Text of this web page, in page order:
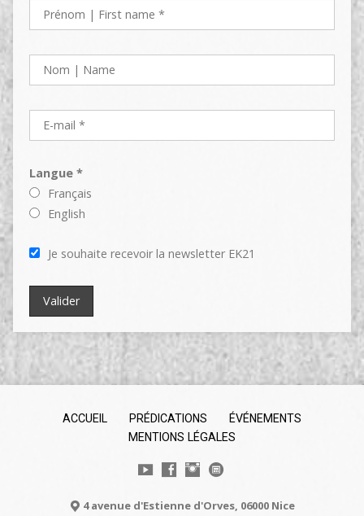
Langue *
Français
English
Je souhaite recevoir la newsletter EK21
ACCUEIL PRÉDICATIONS
ÉVÉNEMENTS
MENTIONS LÉGALES
4 avenue d'Estienne d'Orves, 06000 Nice